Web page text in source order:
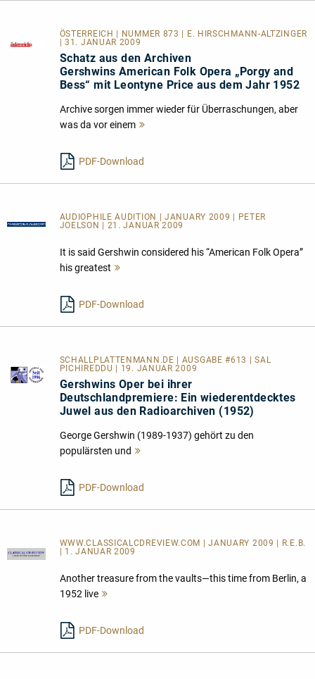
ÖSTERREICH | NUMMER 873 | E. HIRSCHMANN-ALTZINGER
| 31. JANUAR 2009
Schatz aus den Archiven
Gershwins American Folk Opera „Porgy and
Bess“ mit Leontyne Price aus dem Jahr 1952
Archive sorgen immer wieder für Überraschungen, aber
was da vor einem
PDF-Download
AUDIOPHILE AUDITION | JANUARY 2009 | PETER
JOELSON | 21. JANUAR 2009
It is said Gershwin considered his “American Folk Opera”
his greatest
PDF-Download
SCHALLPLATTENMANN.DE | AUSGABE #613 | SAL
PICHIREDDU | 19. JANUAR 2009
Gershwins Oper bei ihrer
Deutschlandpremiere: Ein wiederentdecktes
Juwel aus den Radioarchiven (1952)
George Gershwin (1989-1937) gehört zu den
populärsten und
PDF-Download
WWW.CLASSICALCDREVIEW.COM | JANUARY 2009 | R.E.B.
| 1. JANUAR 2009
Another treasure from the vaults—this time from Berlin, a
1952 live
PDF-Download